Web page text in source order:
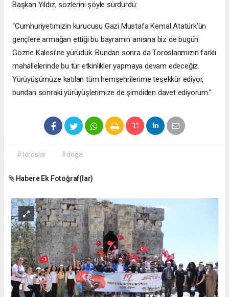
Başkan Yıldız, sözlerini şöyle sürdürdü:
“Cumhuriyetimizin kurucusu Gazi Mustafa Kemal Atatürk’ün
gençlere armağan ettiği bu bayramın anısına biz de bugün
Gözne Kalesi’ne yürüdük. Bundan sonra da Toroslarımızın farklı
mahallelerinde bu tür etkinlikler yapmaya devam edeceğiz.
Yürüyüşümüze katılan tüm hemşehrilerime teşekkür ediyor,
bundan sonraki yürüyüşlerimize de şimdiden davet ediyorum.”
#toroslar #doğa
Habere Ek Fotoğraf(lar)